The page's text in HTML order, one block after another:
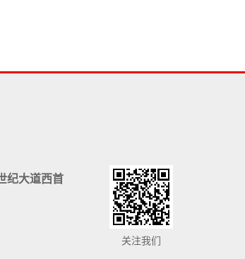
纪大道西首
关注我们